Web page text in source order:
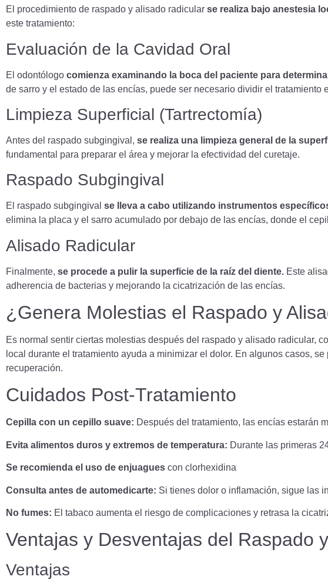
El procedimiento de raspado y alisado radicular se realiza bajo anestesia
este tratamiento:
Evaluación de la Cavidad Oral
El odontólogo comienza examinando la boca del paciente para
de sarro y el estado de las encías, puede ser necesario dividir el
Limpieza Superficial (Tartrectomía)
Antes del raspado subgingival, se realiza una limpieza general de la
fundamental para preparar el área y mejorar la efectividad del curetaje.
Raspado Subgingival
El raspado subgingival se lleva a cabo utilizando instrumentos
elimina la placa y el sarro acumulado por debajo de las encías, donde el
Alisado Radicular
Finalmente, se procede a pulir la superficie de la raíz del diente. Este
adherencia de bacterias y mejorando la cicatrización de las encías.
¿Genera Molestias el Raspado y
Es normal sentir ciertas molestias después del raspado y alisado radicular,
local durante el tratamiento ayuda a minimizar el dolor. En algunos casos,
recuperación.
Cuidados Post-Tratamiento
Cepilla con un cepillo suave: Después del tratamiento, las encías estarán
Evita alimentos duros y extremos de temperatura: Durante las primeras
Se recomienda el uso de enjuagues con clorhexidina
Consulta antes de automedicarte: Si tienes dolor o inflamación, sigue las
No fumes: El tabaco aumenta el riesgo de complicaciones y retrasa la
Ventajas y Desventajas del Raspado
Ventajas